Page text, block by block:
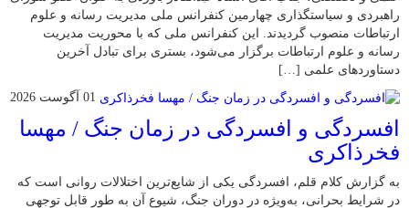
راهبردی و سیاستگذاری چهارمین کنفرانس ملی مدیریت رسانه و علوم
ارتباطات منصوب گردیدند. این کنفرانس ملی که با محوریت مدیریت
رسانه و علوم ارتباطات برگزار می‌شود، بستری برای تبادل آخرین
دستاوردهای علمی […]
01 آگوست 2026
افسردگی و افسردگی در زمان جنگ / مهسا
فخرذاکری
به گزارش کلام قلم، افسردگی یکی از شایع‌ترین اختلالات روانی است که
در شرایط بحرانی، به‌ویژه در دوران جنگ، شیوع آن به طور قابل توجهی